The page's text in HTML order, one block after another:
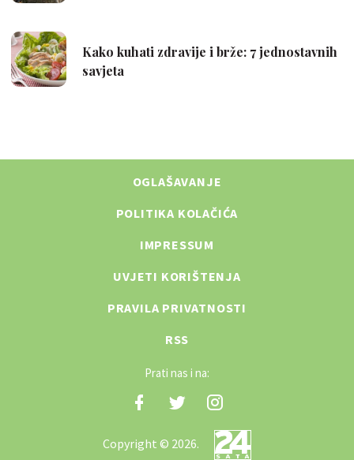
OGLAŠAVANJE
POLITIKA KOLAČIĆA
IMPRESSUM
UVJETI KORIŠTENJA
PRAVILA PRIVATNOSTI
RSS
Prati nas i na:
Copyright © 2026.